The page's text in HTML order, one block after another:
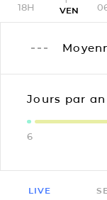
18H VEN
Jours par
6
LIVE